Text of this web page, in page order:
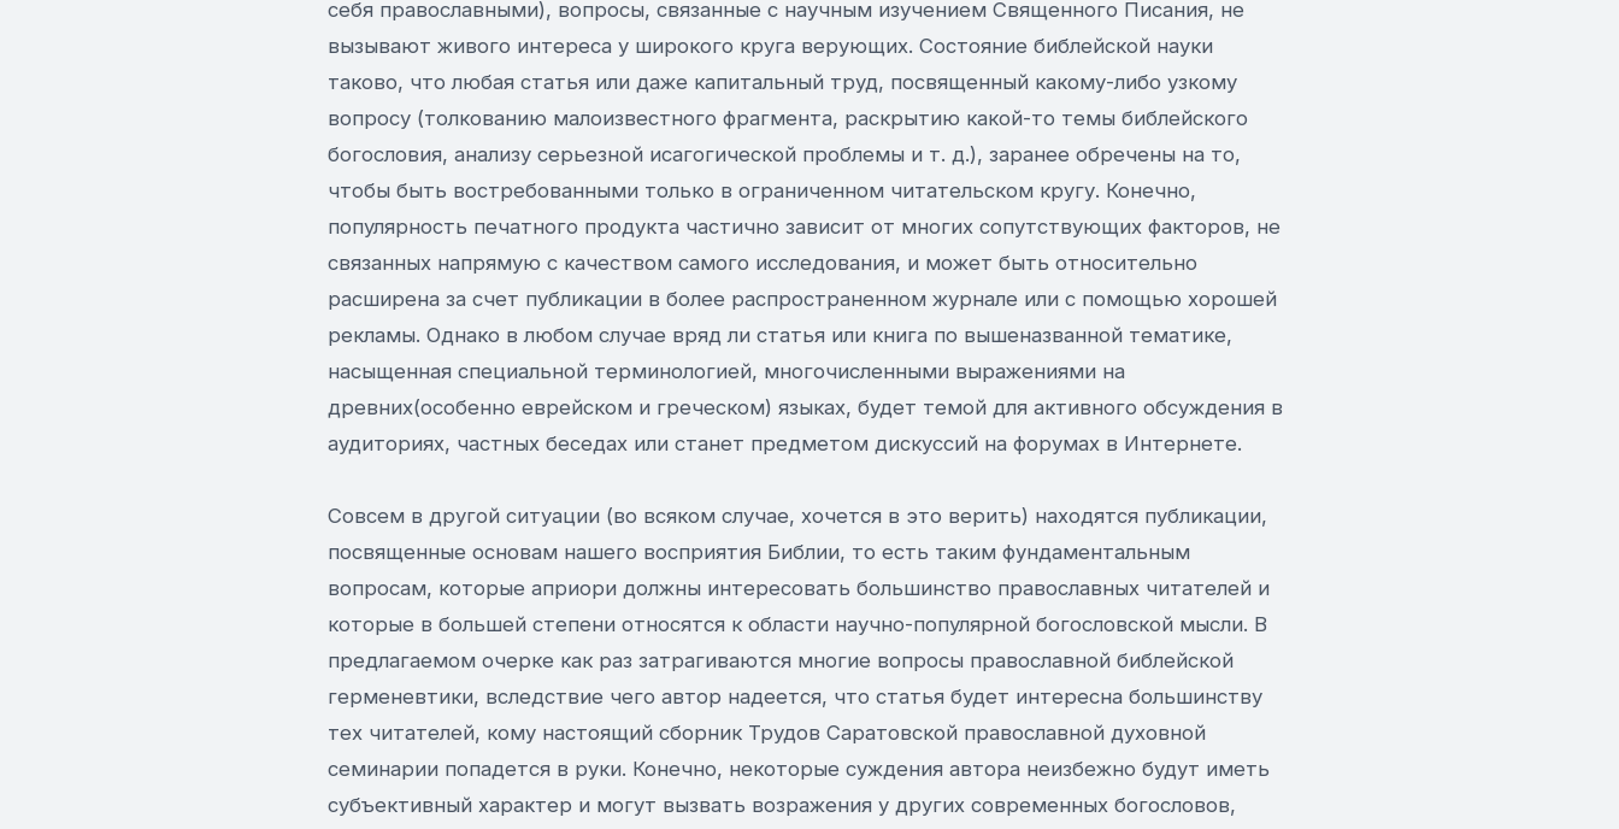
себя православными), вопросы, связанные с научным изучением Священного Писания, не
вызывают живого интереса у широкого круга верующих. Состояние библейской науки
таково, что любая статья или даже капитальный труд, посвященный какому-либо узкому
вопросу (толкованию малоизвестного фрагмента, раскрытию какой-то темы библейского
богословия, анализу серьезной исагогической проблемы и т. д.), заранее обречены на то,
чтобы быть востребованными только в ограниченном читательском кругу. Конечно,
популярность печатного продукта частично зависит от многих сопутствующих факторов, не
связанных напрямую с качеством самого исследования, и может быть относительно
расширена за счет публикации в более распространенном журнале или с помощью хорошей
рекламы. Однако в любом случае вряд ли статья или книга по вышеназванной тематике,
насыщенная специальной терминологией, многочисленными выражениями на
древних(особенно еврейском и греческом) языках, будет темой для активного обсуждения в
аудиториях, частных беседах или станет предметом дискуссий на форумах в Интернете.
Совсем в другой ситуации (во всяком случае, хочется в это верить) находятся публикации,
посвященные основам нашего восприятия Библии, то есть таким фундаментальным
вопросам, которые априори должны интересовать большинство православных читателей и
которые в большей степени относятся к области научно-популярной богословской мысли. В
предлагаемом очерке как раз затрагиваются многие вопросы православной библейской
герменевтики, вследствие чего автор надеется, что статья будет интересна большинству
тех читателей, кому настоящий сборник Трудов Саратовской православной духовной
семинарии попадется в руки. Конечно, некоторые суждения автора неизбежно будут иметь
субъективный характер и могут вызвать возражения у других современных богословов,